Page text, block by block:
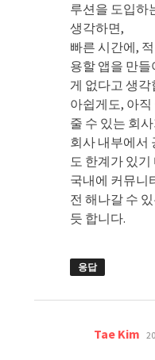
루션을 도입하
생각하면,
빠른 시간에,
용할 앱을 만
게 없다고 생각
아쉽게도, 아
줄 수 있는 회
회사 내부에서
도 한계가 있
국내에 커뮤니
전 해나갈 수
듯 합니다.
응답
Tae Kim 댓